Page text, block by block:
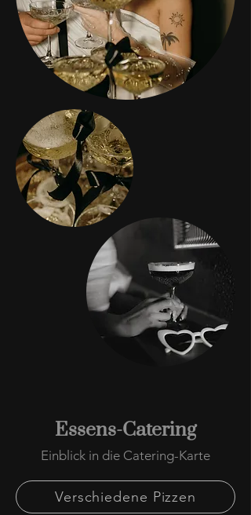
Essens-Catering
Einblick in die Catering-Karte
Verschiedene Pizzen